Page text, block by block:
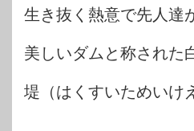
生き抜く熱意で先人達
美しいダムと称された
堤（はくすいためいけ